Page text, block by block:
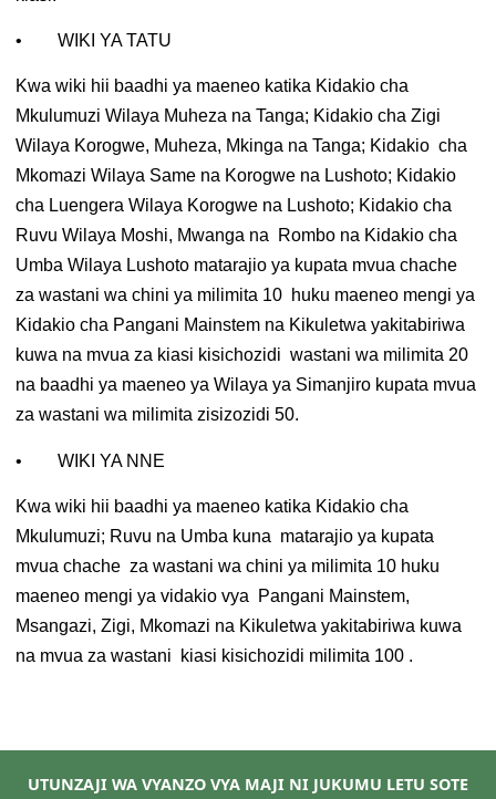
• WIKI YA TATU
Kwa wiki hii baadhi ya maeneo katika Kidakio cha
Mkulumuzi Wilaya Muheza na Tanga; Kidakio cha Zigi
Wilaya Korogwe, Muheza, Mkinga na Tanga; Kidakio cha
Mkomazi Wilaya Same na Korogwe na Lushoto; Kidakio
cha Luengera Wilaya Korogwe na Lushoto; Kidakio cha
Ruvu Wilaya Moshi, Mwanga na Rombo na Kidakio cha
Umba Wilaya Lushoto matarajio ya kupata mvua chache
za wastani wa chini ya milimita 10 huku maeneo mengi ya
Kidakio cha Pangani Mainstem na Kikuletwa yakitabiriwa
kuwa na mvua za kiasi kisichozidi wastani wa milimita 20
na baadhi ya maeneo ya Wilaya ya Simanjiro kupata mvua
za wastani wa milimita zisizozidi 50.
• WIKI YA NNE
Kwa wiki hii baadhi ya maeneo katika Kidakio cha
Mkulumuzi; Ruvu na Umba kuna matarajio ya kupata
mvua chache za wastani wa chini ya milimita 10 huku
maeneo mengi ya vidakio vya Pangani Mainstem,
Msangazi, Zigi, Mkomazi na Kikuletwa yakitabiriwa kuwa
na mvua za wastani kiasi kisichozidi milimita 100 .
UTUNZAJI WA VYANZO VYA MAJI NI JUKUMU LETU SOTE